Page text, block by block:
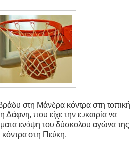
στη Μάνδρα κόντρα στη τοπική
Δάφνη, που είχε την ευκαιρία να
ενόψη του δύσκολου αγώνα της
κόντρα στη Πεύκη.